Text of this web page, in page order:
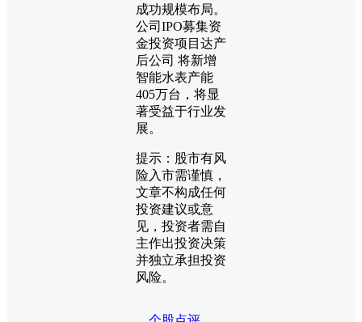
成功规模布局。
公司IPO募集资
金投资项目达产
后公司 将新增
智能水表产能
405万台，将显
著受益于行业发
展。
提示：股市有风
险入市需谨慎，
文章不构成任何
投资建议或意
见，投资者需自
主作出投资决策
并独立承担投资
风险。